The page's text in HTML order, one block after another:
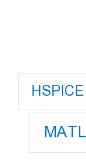
HSPICE